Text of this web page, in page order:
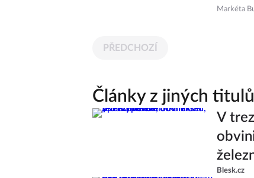
Markéta
PŘEDCHOZÍ
Články z jiných titulů
V
Blesk.cz